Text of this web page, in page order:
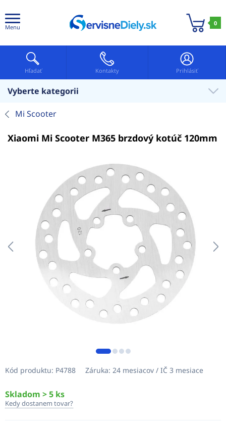
Menu
0
Hľadať Kontakty Prihlásiť
Vyberte kategorii
Mi Scooter
Xiaomi Mi Scooter M365 brzdový kotúč 120mm
Kód produktu: P4788 Záruka: 24 mesiacov / IČ 3 mesiace
Skladom > 5 ks
Kedy dostanem tovar?